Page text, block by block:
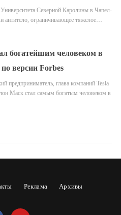
Северной Каролины в Чапел-
антитело, ограничивающее тяжелое…
богатейшим человеком в
версии Forbes
предприниматель, глава компаний Tesla
Маск стал самым богатым человеком в
Реклама Архивы